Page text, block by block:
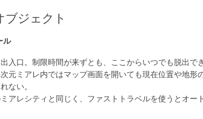
ブジェクト
ル
入口。制限時間が来ずとも、ここからいつでも脱出で
元ミアレ内ではマップ画面を開いても現在位置や地
ない。
アレシティと同じく、ファストトラベルを使うとオー